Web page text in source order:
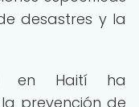
desastres y la
en Haití ha
prevención de